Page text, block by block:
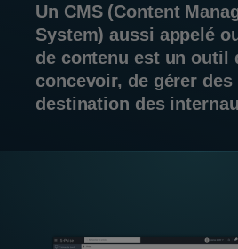
Un CMS (Content
System) aussi appelé
de contenu est un outil
concevoir, de gérer
destination des